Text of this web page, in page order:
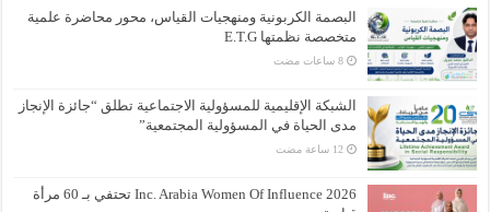
البصمة الكربونية ومنهجيات القياس، محور محاضرة علمية
متخصصة نظمتها E.T.G
الشبكة الإقليمية للمسؤولية الاجتماعية تطلق “جائزة الإنجاز
مدى الحياة في المسؤولية المجتمعية”
Inc. Arabia Women Of Influence 2026 تحتفي بـ 60 مرأة